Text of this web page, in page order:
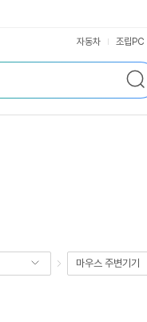
자동차 조립PC
마우스 주변기기